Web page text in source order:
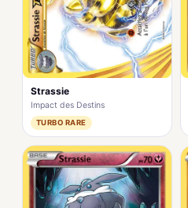
Strassie
Impact des Destins
TURBO RARE